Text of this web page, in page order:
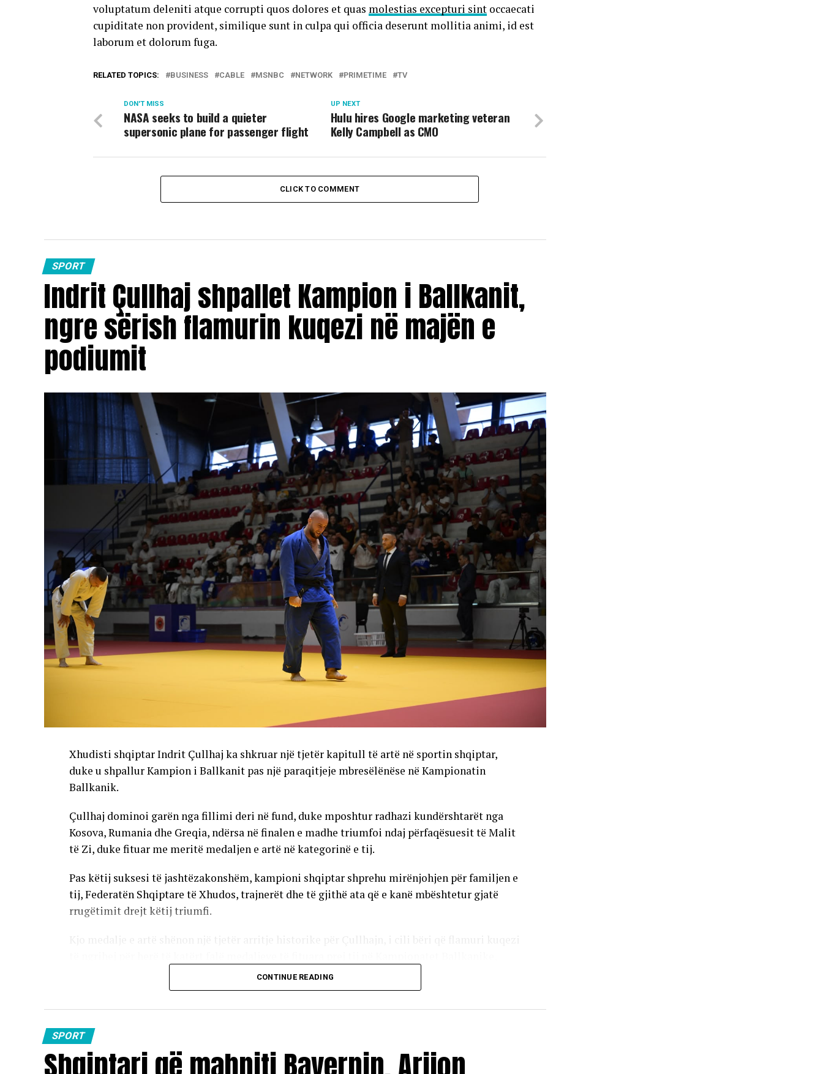
voluptatum deleniti atque corrupti quos dolores et quas molestias excepturi sint occaecati
cupiditate non provident, similique sunt in culpa qui officia deserunt mollitia animi, id est
laborum et dolorum fuga.
RELATED TOPICS: BUSINESS CABLE MSNBC NETWORK PRIMETIME TV
UP NEXT
Hulu hires Google marketing veteran
Kelly Campbell as CMO
DON'T MISS
NASA seeks to build a quieter
supersonic plane for passenger flight
CLICK TO COMMENT
SPORT
Indrit Çullhaj shpallet Kampion i Ballkanit,
ngre sërish flamurin kuqezi në majën e
podiumit
Xhudisti shqiptar Indrit Çullhaj ka shkruar një tjetër kapitull të artë në sportin shqiptar,
duke u shpallur Kampion i Ballkanit pas një paraqitjeje mbresëlënëse në Kampionatin
Ballkanik.
Çullhaj dominoi garën nga fillimi deri në fund, duke mposhtur radhazi kundërshtarët nga
Kosova, Rumania dhe Greqia, ndërsa në finalen e madhe triumfoi ndaj përfaqësuesit të Malit
të Zi, duke fituar me meritë medaljen e artë në kategorinë e tij.
Pas këtij suksesi të jashtëzakonshëm, kampioni shqiptar shprehu mirënjohjen për familjen e
tij, Federatën Shqiptare të Xhudos, trajnerët dhe të gjithë ata që e kanë mbështetur gjatë
rrugëtimit drejt këtij triumfi.
duke konfirmuar edhe një herë se është një nga xhudistët më të suksesshëm që ka
përfaqësuar Shqipërinë në arenën ndërkombëtare.
madhe për sportin shqiptar, duke dëshmuar se puna, përkushtimi dhe sakrifica shpërblehen
me rezultate në skenën ndërkombëtare.
CONTINUE READING
SPORT